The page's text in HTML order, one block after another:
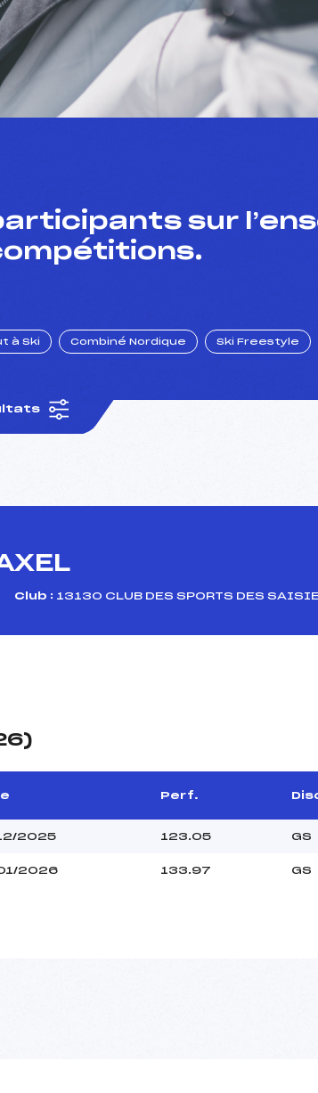
sur
à Ski Combiné Nordique Ski Freestyle
Club : 13130 CLUB DES SPORTS DES
Perf.
2025 123.05 GS
2026 133.97 GS